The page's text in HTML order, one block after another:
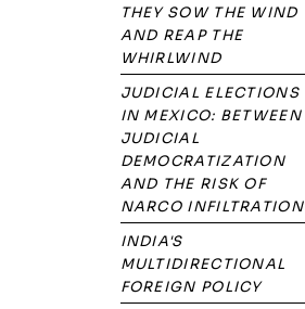
THEY SOW THE WIND
AND REAP THE
WHIRLWIND
JUDICIAL ELECTIONS
IN MEXICO: BETWEEN
JUDICIAL
DEMOCRATIZATION
AND THE RISK OF
NARCO INFILTRATION
INDIA'S
MULTIDIRECTIONAL
FOREIGN POLICY